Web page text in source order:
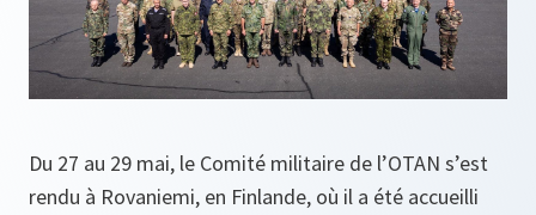
Du 27 au 29 mai, le Comité militaire de l’OTAN s’est
rendu à Rovaniemi, en Finlande, où il a été accueilli